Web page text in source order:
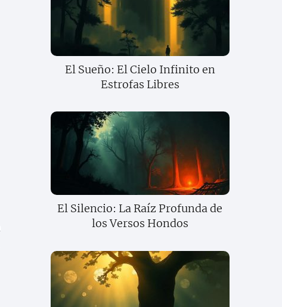
El Sueño: El Cielo Infinito en
Estrofas Libres
El Silencio: La Raíz Profunda de
los Versos Hondos